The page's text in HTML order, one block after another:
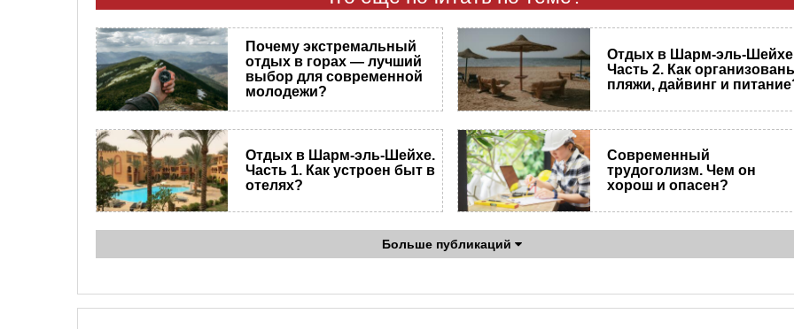
Почему экстремальный
отдых в горах — лучший
выбор для современной
молодежи?
Отдых в Шарм-эль-
Часть 2. Как
пляжи, дайвинг и
Отдых в Шарм-эль-Шейхе.
Часть 1. Как устроен быт в
отелях?
Современный
трудоголизм. Чем он
хорош и опасен?
Больше публикаций